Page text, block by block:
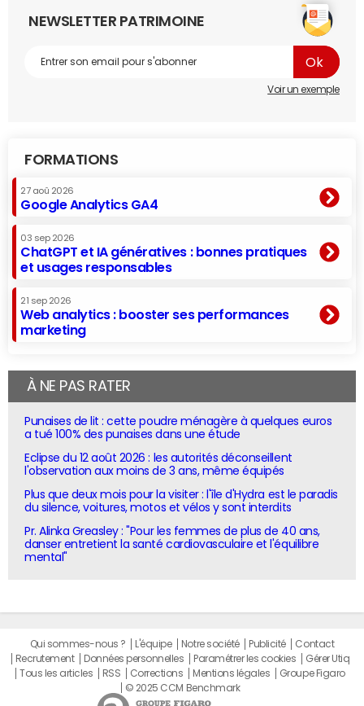
NEWSLETTER PATRIMOINE
Voir un exemple
FORMATIONS
27 aoû 2026
Google Analytics GA4
03 sep 2026
ChatGPT et IA génératives : bonnes pratiques
et usages responsables
21 sep 2026
Web analytics : booster ses performances
marketing
À NE PAS RATER
Punaises de lit : cette poudre ménagère à quelques euros
a tué 100% des punaises dans une étude
Eclipse du 12 août 2026 : les autorités déconseillent
l'observation aux moins de 3 ans, même équipés
Plus que deux mois pour la visiter : l'île d'Hydra est le paradis
du silence, voitures, motos et vélos y sont interdits
Pr. Alinka Greasley : "Pour les femmes de plus de 40 ans,
danser entretient la santé cardiovasculaire et l'équilibre
mental"
Qui sommes-nous ? L'équipe Notre société Publicité
Contact
Recrutement
Données personnelles Paramétrer les cookies
Gérer Utiq
Tous les articles
RSS Corrections Mentions légales
Groupe Figaro
© 2025 CCM Benchmark